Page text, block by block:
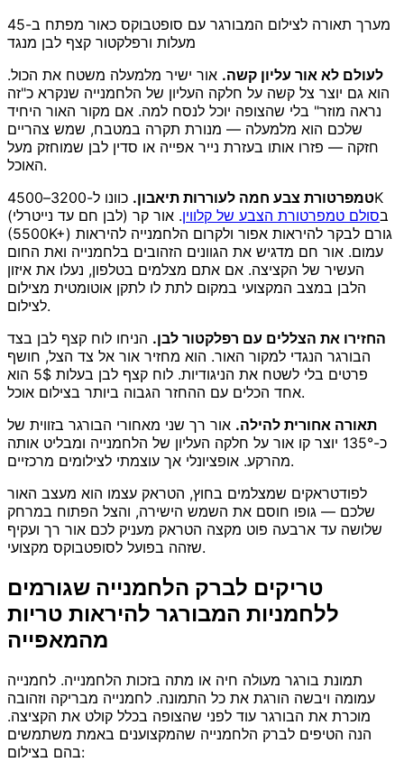
מערך תאורה לצילום המבורגר עם סופטבוקס כאור מפתח ב-45
מעלות ורפלקטור קצף לבן מנגד
לעולם לא אור עליון קשה. אור ישיר מלמעלה משטח את הכול.
הוא גם יוצר צל קשה על חלקה העליון של הלחמנייה שנקרא כ"זה
נראה מוזר" בלי שהצופה יוכל לנסח למה. אם מקור האור היחיד
שלכם הוא מלמעלה — מנורת תקרה במטבח, שמש צהריים
חזקה — פזרו אותו בעזרת נייר אפייה או סדין לבן שמוחזק מעל
האוכל.
טמפרטורת צבע חמה לעוררות תיאבון.
כוונו ל-3200–4500K
(לבן חם עד נייטרלי) בסולם טמפרטורת הצבע של קלווין. אור קר
(5500K+) גורם לבקר להיראות אפור ולקרום הלחמנייה להיראות
עמום. אור חם מדגיש את הגוונים הזהובים בלחמנייה ואת החום
העשיר של הקציצה. אם אתם מצלמים בטלפון, נעלו את איזון
הלבן במצב המקצועי במקום לתת לו לתקן אוטומטית מצילום
לצילום.
החזירו את הצללים עם רפלקטור לבן. הניחו לוח קצף לבן בצד
הבורגר הנגדי למקור האור. הוא מחזיר אור אל צד הצל, חושף
פרטים בלי לשטח את הניגודיות. לוח קצף לבן בעלות 5$ הוא
אחד הכלים עם ההחזר הגבוה ביותר בצילום אוכל.
תאורה אחורית להילה. אור רך שני מאחורי הבורגר בזווית של
כ-135° יוצר קו אור על חלקה העליון של הלחמנייה ומבליט אותה
מהרקע. אופציונלי אך עוצמתי לצילומים מרכזיים.
לפודטראקים שמצלמים בחוץ, הטראק עצמו הוא מעצב האור
שלכם — גופו חוסם את השמש הישירה, והצל הפתוח במרחק
שלושה עד ארבעה פוט מקצה הטראק מעניק לכם אור רך ועקיף
שזהה בפועל לסופטבוקס מקצועי.
טריקים לברק הלחמנייה שגורמים
ללחמניות המבורגר להיראות טריות
מהמאפייה
תמונת בורגר מעולה חיה או מתה בזכות הלחמנייה. לחמנייה
עמומה ויבשה הורגת את כל התמונה. לחמנייה מבריקה וזהובה
מוכרת את הבורגר עוד לפני שהצופה בכלל קולט את הקציצה.
הנה הטיפים לברק הלחמנייה שהמקצוענים באמת משתמשים
בהם בצילום: